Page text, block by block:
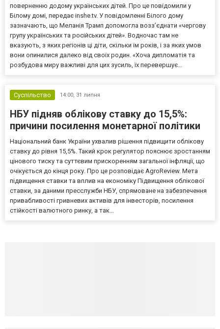
поверненню додому українських дітей. Про це повідомили у
Білому домі, передає inshe.tv. У повідомленні Білого дому
зазначають, що Меланія Трамп допомогла возз’єднати «чергову
групу українських та російських дітей». Водночас там не
вказують, з яких регіонів ці діти, скільки їм років, і за яких умов
вони опинилися далеко від своїх родин. «Хоча дипломатія та
розбудова миру важливі для цих зусиль, їх перевершує...
Суспільство 14:00, 31 липня
НБУ підняв облікову ставку до 15,5%:
причини посилення монетарної політики
Національний банк України ухвалив рішення підвищити облікову
ставку до рівня 15,5%. Такий крок регулятор пояснює зростанням
цінового тиску та суттєвим прискоренням загальної інфляції, що
очікується до кінця року. Про це розповідає AgroReview. Мета
підвищення ставки та вплив на економіку Підвищення облікової
ставки, за даними пресслужби НБУ, спрямоване на забезпечення
привабливості гривневих активів для інвесторів, посилення
стійкості валютного ринку, а так...